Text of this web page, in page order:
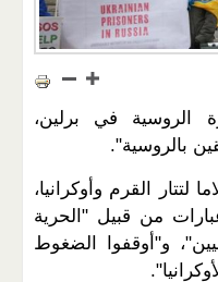
الروسية في برلين،
بالروسية".
لتتار القرم وأوكرانيا،
من قبيل "الحرية
و"أوقفوا الضغوط